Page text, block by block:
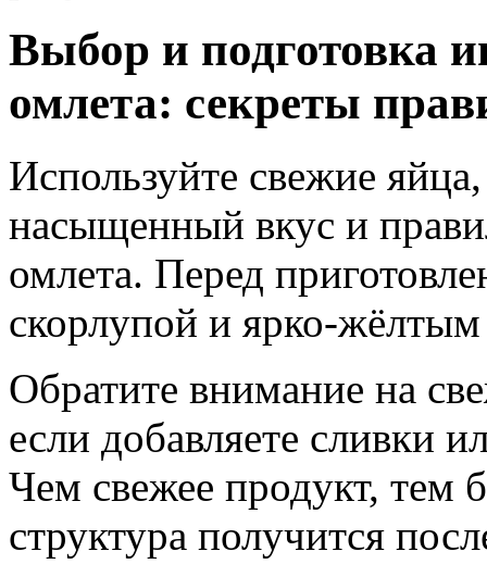
Выбор и подготовка
омлета: секреты
Используйте свежие
насыщенный вкус и
омлета. Перед
скорлупой и ярко-
Обратите внимание на
если добавляете сливки
Чем свежее продукт, тем
структура получится